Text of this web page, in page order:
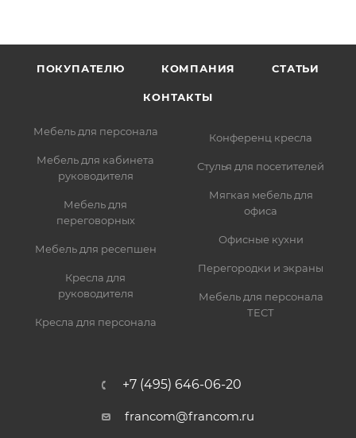
ПОКУПАТЕЛЮ КОМПАНИЯ СТАТЬИ
КОНТАКТЫ
Мебель для персонала
Мебель для кабинета
руководителя
Мебель для
переговорных
Мебель для ресепшен
Кресла для
руководителя
Кресла для персонала
Конференц кресла
Стулья для посетителей
Мягкая мебель для
офиса
Офисные кухни
Перегородки и экраны
Мебель для персонала
ТЕСТ
+7 (495) 646-06-20
francom@francom.ru